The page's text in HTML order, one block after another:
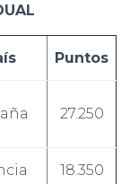
Puntos
27.250
18.350